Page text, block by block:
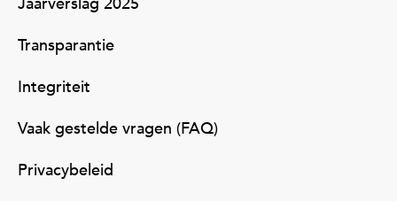
Transparantie
Integriteit
Vaak gestelde vragen (FAQ)
Privacybeleid